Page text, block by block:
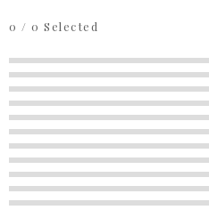
0 / 0 Selected